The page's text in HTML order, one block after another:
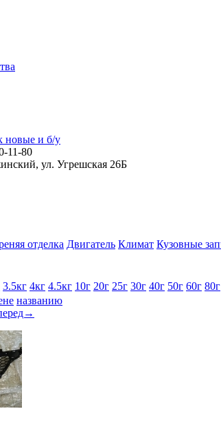
11-80
ул. Угрешская 26Б
отделка Двигатель Климат Кузовные
3.5кг 4кг 4.5кг 10г 20г 25г 30г 40г 50г 60г 80г
названию